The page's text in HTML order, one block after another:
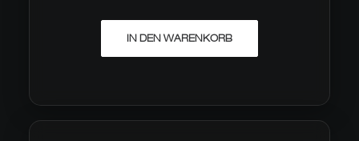
IN DEN WARENKORB